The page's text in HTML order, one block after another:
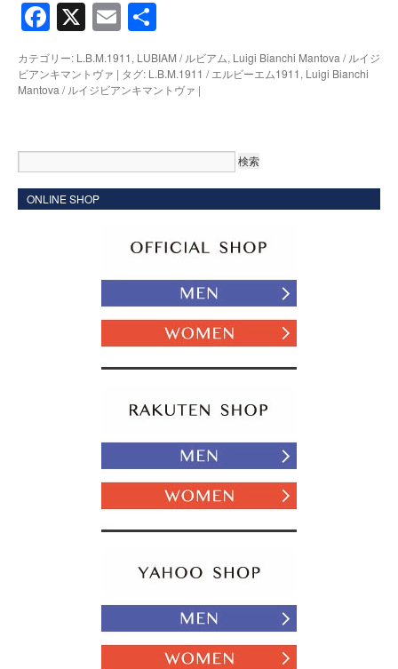
Facebook
X Email
カテゴリー: L.B.M.1911 , LUBIAM / ルビアム, Luigi Bianchi Mantova / ルイジ
ビアンキマントヴァ | タグ: L.B.M.1911 / エルビーエム1911 , Luigi Bianchi
Mantova / ルイジビアンキマントヴァ |
ONLINE SHOP